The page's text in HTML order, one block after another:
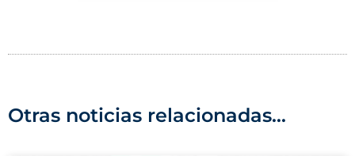
Otras noticias relacionadas...